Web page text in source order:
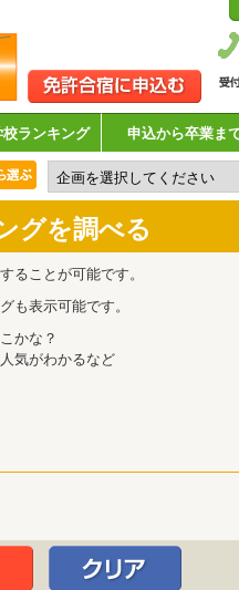
校ランキング 申込から卒業ま
グを調べる
ることが可能です。
も表示可能です。
かな？
気がわかるなど